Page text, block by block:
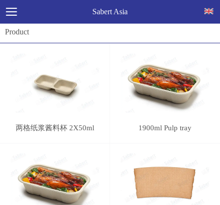
Sabert Asia
Product
两格纸浆酱料杯 2X50ml 1900ml Pulp tray